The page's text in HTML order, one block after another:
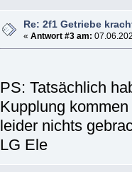
Re: 2f1 Getriebe
« Antwort #3 am:
PS: Tatsächlich
Kupplung
leider nichts
LG Ele